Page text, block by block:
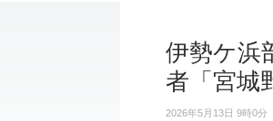
伊勢ケ浜
者「宮城
2026年5月13日 9時0分